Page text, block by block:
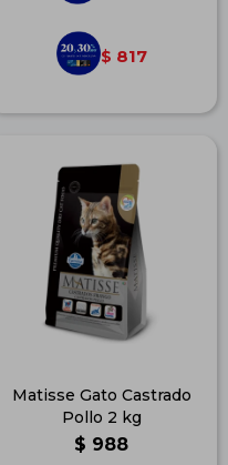
$ 817
Matisse Gato Castrado
Pollo 2 kg
$ 988